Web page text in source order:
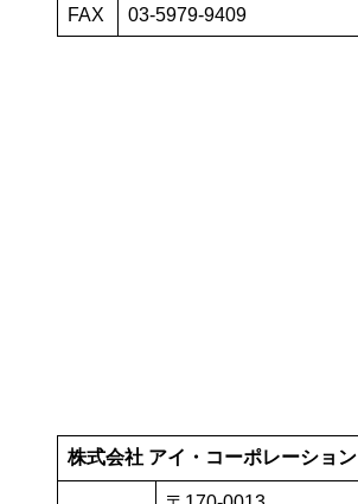
FAX 03-5979-9409
株式会社 アイ・コーポレーション